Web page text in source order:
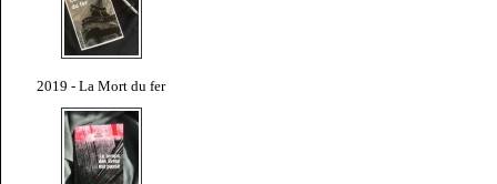
2019 - La Mort du fer